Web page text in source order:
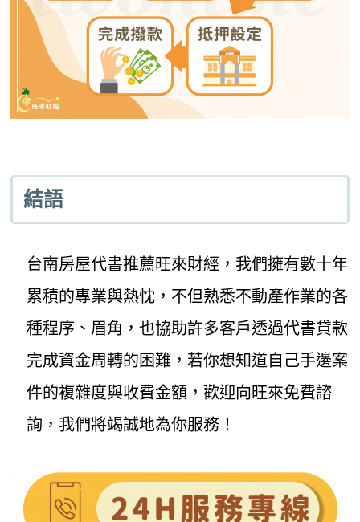
結語
台南房屋代書推薦旺來財經，我們擁有數十年
累積的專業與熱忱，不但熟悉不動產作業的各
種程序、眉角，也協助許多客戶透過代書貸款
完成資金周轉的困難，若你想知道自己手邊案
件的複雜度與收費金額，歡迎向旺來免費諮
詢，我們將竭誠地為你服務！